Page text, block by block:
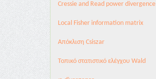
Cressie and Read power divergence
Local Fisher information matrix
Απόκλιση Csiszar
Τοπικό στατιστικό ελέγχου Wald